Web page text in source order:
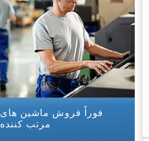
فوراً فروش ماشین های
مرتب کننده